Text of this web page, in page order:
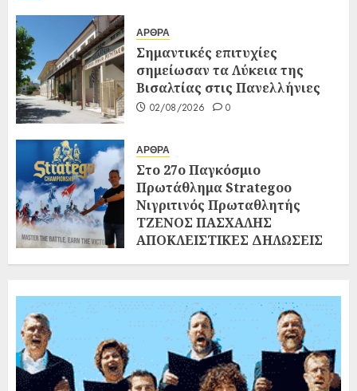
ΑΡΘΡΑ
Σημαντικές επιτυχίες
σημείωσαν τα Λύκεια της
Βισαλτίας στις Πανελλήνιες
02/08/2026 0
ΑΡΘΡΑ
Στο 27ο Παγκόσμιο
Πρωτάθλημα Strategoo
Νιγριτινός Πρωταθλητής
ΤΖΕΝΟΣ ΠΑΣΧΑΛΗΣ
ΑΠΟΚΛΕΙΣΤΙΚΕΣ ΔΗΛΩΣΕΙΣ